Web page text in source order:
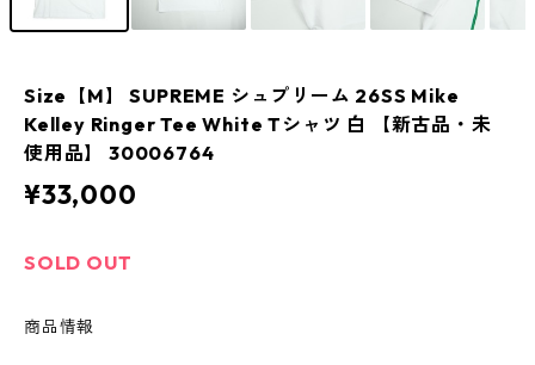
Size【M】 SUPREME シュプリーム 26SS Mike
Kelley Ringer Tee White Tシャツ 白 【新古品・未
使用品】 30006764
¥33,000
SOLD OUT
商品情報